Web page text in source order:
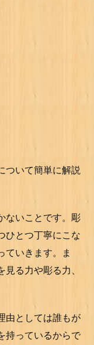
ついて簡単に解説
ないことです。彫
ひとつ丁寧にこな
ていきます。ま
る力や彫る力、
由としては誰もが
持っているからで